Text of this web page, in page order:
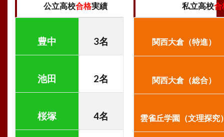
公立高校合格実績
豊中 3名
池田 2名
桜塚 4名
私立高校合
関西大倉（特進）
関西大倉（総合）
雲雀丘学園（文理探